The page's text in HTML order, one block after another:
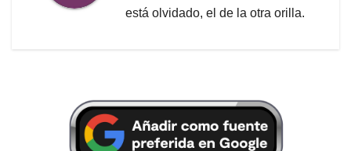
está olvidado, el de la otra orilla.